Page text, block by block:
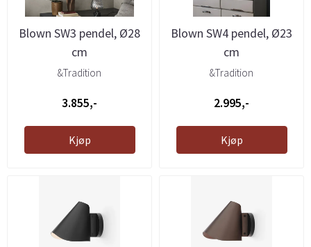
Blown SW3 pendel, Ø28
cm
&Tradition
3.855,-
Kjøp
Blown SW4 pendel, Ø23
cm
&Tradition
2.995,-
Kjøp